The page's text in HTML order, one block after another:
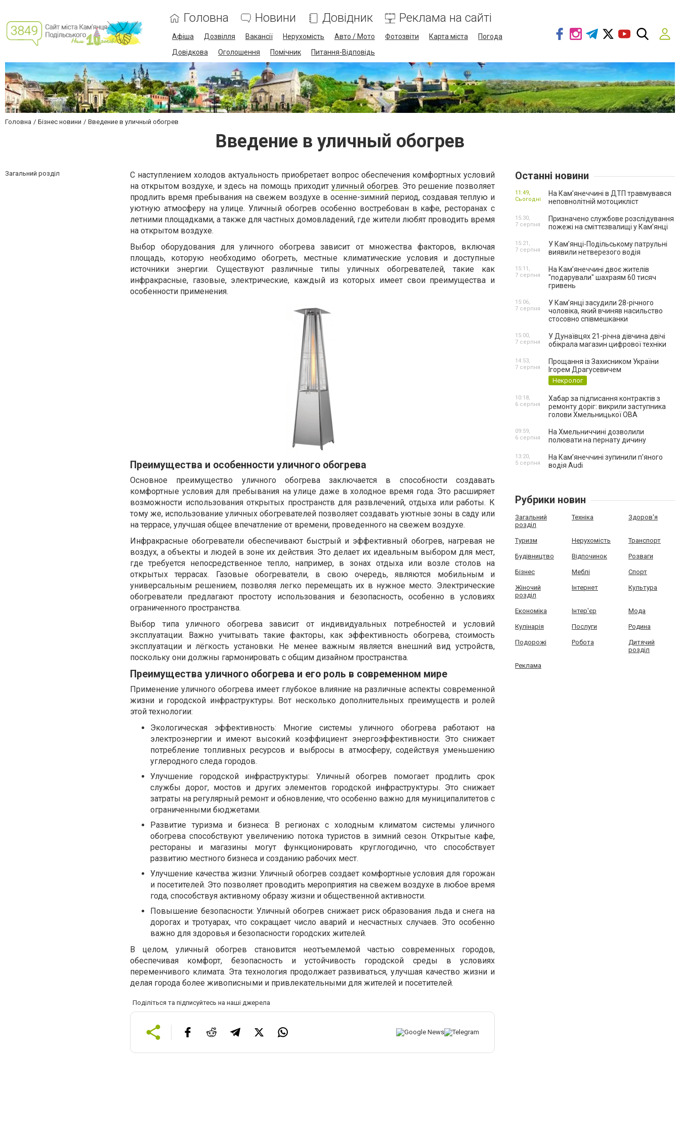
Головна Новини Довідник Реклама на сайті
Афіша Дозвілля Вакансії Нерухомість Авто / Мото Фотозвіти Карта міста
Погода
Довідкова
Оголошення Помічник Питання-Відповідь
Головна Бізнес новини Введение в уличный обогрев
Введение в уличный обогрев
Загальний розділ
С наступлением холодов актуальность приобретает вопрос обеспечения комфортных условий
на открытом воздухе, и здесь на помощь приходит уличный обогрев. Это решение позволяет
продлить время пребывания на свежем воздухе в осенне-зимний период, создавая теплую и
уютную атмосферу на улице. Уличный обогрев особенно востребован в кафе, ресторанах с
летними площадками, а также для частных домовладений, где жители любят проводить время
на открытом воздухе.
Выбор оборудования для уличного обогрева зависит от множества факторов, включая
площадь, которую необходимо обогреть, местные климатические условия и доступные
источники энергии. Существуют различные типы уличных обогревателей, такие как
инфракрасные, газовые, электрические, каждый из которых имеет свои преимущества и
особенности применения.
Преимущества и особенности уличного обогрева
Основное преимущество уличного обогрева заключается в способности создавать
комфортные условия для пребывания на улице даже в холодное время года. Это расширяет
возможности использования открытых пространств для развлечений, отдыха или работы. К
тому же, использование уличных обогревателей позволяет создавать уютные зоны в саду или
на террасе, улучшая общее впечатление от времени, проведенного на свежем воздухе.
Инфракрасные обогреватели обеспечивают быстрый и эффективный обогрев, нагревая не
воздух, а объекты и людей в зоне их действия. Это делает их идеальным выбором для мест,
где требуется непосредственное тепло, например, в зонах отдыха или возле столов на
открытых террасах. Газовые обогреватели, в свою очередь, являются мобильным и
универсальным решением, позволяя легко перемещать их в нужное место. Электрические
обогреватели предлагают простоту использования и безопасность, особенно в условиях
ограниченного пространства.
Выбор типа уличного обогрева зависит от индивидуальных потребностей и условий
эксплуатации. Важно учитывать такие факторы, как эффективность обогрева, стоимость
эксплуатации и лёгкость установки. Не менее важным является внешний вид устройств,
поскольку они должны гармонировать с общим дизайном пространства.
Преимущества уличного обогрева и его роль в современном мире
Применение уличного обогрева имеет глубокое влияние на различные аспекты современной
жизни и городской инфраструктуры. Вот несколько дополнительных преимуществ и ролей
этой технологии:
Экологическая эффективность: Многие системы уличного обогрева работают на
электроэнергии и имеют высокий коэффициент энергоэффективности. Это снижает
потребление топливных ресурсов и выбросы в атмосферу, содействуя уменьшению
углеродного следа городов.
Улучшение городской инфраструктуры: Уличный обогрев помогает продлить срок
службы дорог, мостов и других элементов городской инфраструктуры. Это снижает
затраты на регулярный ремонт и обновление, что особенно важно для муниципалитетов с
ограниченными бюджетами.
Развитие туризма и бизнеса: В регионах с холодным климатом системы уличного
обогрева способствуют увеличению потока туристов в зимний сезон. Открытые кафе,
рестораны и магазины могут функционировать круглогодично, что способствует
развитию местного бизнеса и созданию рабочих мест.
Улучшение качества жизни: Уличный обогрев создает комфортные условия для горожан
и посетителей. Это позволяет проводить мероприятия на свежем воздухе в любое время
года, способствуя активному образу жизни и общественной активности.
Повышение безопасности: Уличный обогрев снижает риск образования льда и снега на
дорогах и тротуарах, что сокращает число аварий и несчастных случаев. Это особенно
важно для здоровья и безопасности городских жителей.
В целом, уличный обогрев становится неотъемлемой частью современных городов,
обеспечивая комфорт, безопасность и устойчивость городской среды в условиях
переменчивого климата. Эта технология продолжает развиваться, улучшая качество жизни и
делая города более живописными и привлекательными для жителей и посетителей.
Поділіться та підписуйтесь на наші джерела
Останні новини
На Кам’янеччині в ДТП травмувався
неповнолітній мотоцикліст
11:49,
Сьогодні
Призначено службове розслідування
пожежі на сміттєзвалищі у Кам’янці
15:30,
7 серпня
У Кам’янці-Подільському патрульні
виявили нетверезого водія
15:21,
7 серпня
На Камʼянеччині двоє жителів
"подарували" шахраям 60 тисяч
гривень
15:11,
7 серпня
У Камʼянці засудили 28-річного
чоловіка, який вчиняв насильство
стосовно співмешканки
15:06,
7 серпня
У Дунаївцях 21-річна дівчина двічі
обікрала магазин цифрової техніки
15:00,
7 серпня
Прощання із Захисником України
Ігорем Драгусевичем
Некролог
14:53,
7 серпня
Хабар за підписання контрактів з
ремонту доріг: викрили заступника
голови Хмельницької ОВА
10:18,
6 серпня
На Хмельниччині дозволили
полювати на пернату дичину
09:59,
6 серпня
На Камʼянеччині зупинили п'яного
водія Audi
13:20,
5 серпня
Рубрики новин
Загальний
розділ
Техніка Здоров'я
Туризм Нерухомість Транспорт
Будівництво Відпочинок Розваги
Бізнес Меблі Спорт
Жіночий
розділ
Інтернет Культура
Економіка Інтер'єр Мода
Кулінарія Послуги Родина
Подорожі Робота
Дитячий
розділ
Реклама